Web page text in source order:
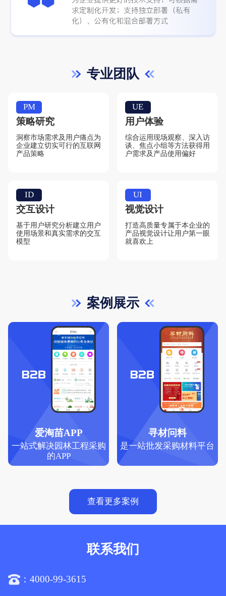
专业团队
PM
策略研究
洞察市场需求及用户痛点为
企业建立切实可行的互联网
产品策略
UE
用户体验
综合运用现场观察、深入访
谈、焦点小组等方法获得用
户需求及产品使用偏好
ID
交互设计
基于用户研究分析建立用户
使用场景和真实需求的交互
模型
UI
视觉设计
打造高质量专属于本企业的
产品视觉设计让用户第一眼
就喜欢上
案例展示
爱淘苗APP
一站式解决园林工程采购
的APP
寻材问料
是一站批发采购材料平台
查看更多案例
联系我们
：4000-99-3615